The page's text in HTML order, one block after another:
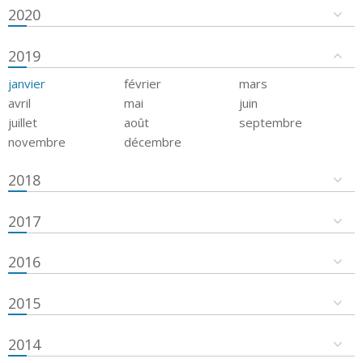
2020
2019
janvier février
mars
avril
mai
juin
juillet
août
septembre
novembre
décembre
2018
2017
2016
2015
2014